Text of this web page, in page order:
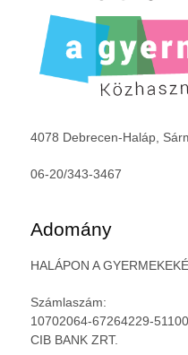
4078 Debrecen-Haláp,
06-20/343-3467
Adomány
HALÁPON A
Számlaszám:
10702064-67264229-
CIB BANK ZRT.